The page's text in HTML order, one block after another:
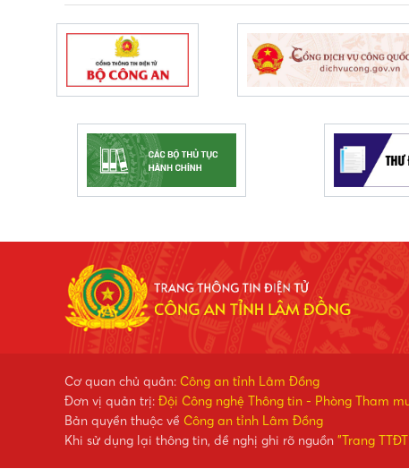
Cơ quan chủ quản: Công an tỉnh Lâm Đồng
Đơn vị quản trị: Đội Công nghệ Thông tin - Phòng Tham
Bản quyền thuộc về Công an tỉnh Lâm Đồng
Khi sử dụng lại thông tin, đề nghị ghi rõ nguồn "Trang